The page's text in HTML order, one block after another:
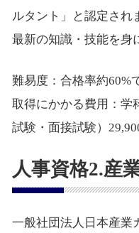
ルタント」と認定され
最新の知識・技能を身
難易度：合格率約60%
取得にかかる費用：学
試験・面接試験）
人事資格2.産
一般社団法人日本産業